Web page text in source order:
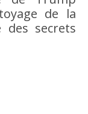
de la
secrets